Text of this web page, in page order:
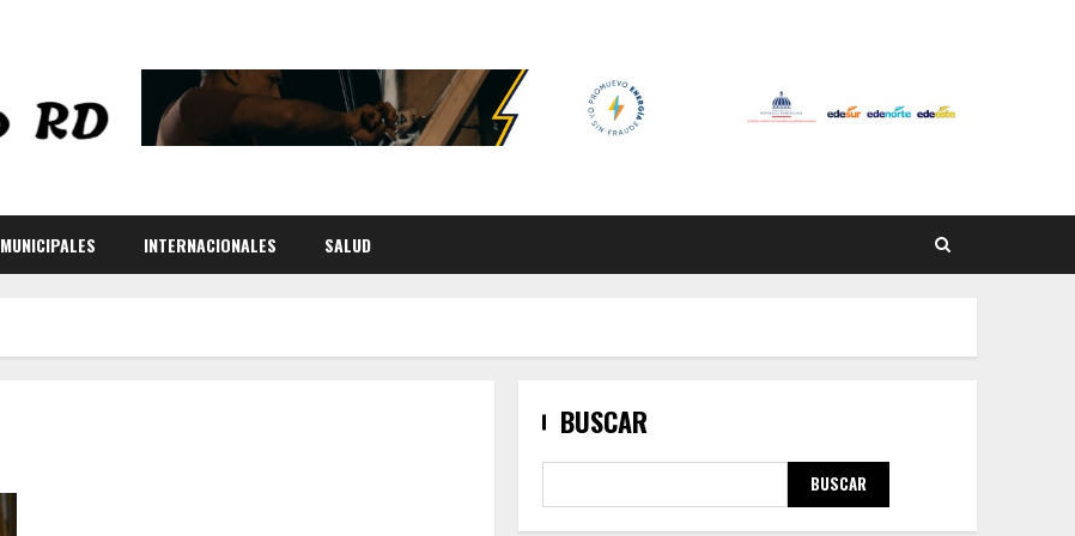
MUNICIPALES INTERNACIONALES SALUD
BUSCAR
BUSCAR